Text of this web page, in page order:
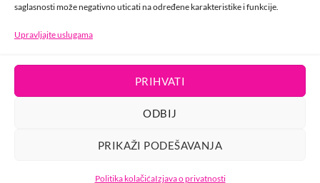
saglasnosti može negativno uticati na određene karakteristike i funkcije.
Upravljajte uslugama
PRIHVATI
ODBIJ
PRIKAŽI PODEŠAVANJA
Politika kolačićaIzjava o privatnosti
KONTAKT